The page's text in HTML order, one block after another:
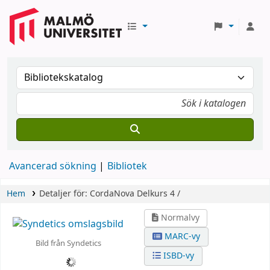
Avancerad sökning Bibliotek
Hem Detaljer för: CordaNova Delkurs 4 /
Bild från Syndetics
Normalvy
MARC-vy
ISBD-vy